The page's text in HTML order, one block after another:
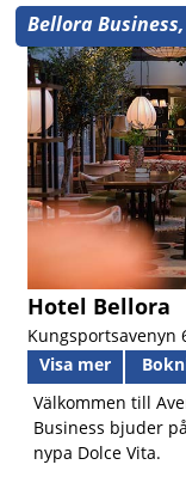
Bellora
Hotel Bellora
Kungsportsavenyn
Visa mer
Välkommen till
Business bjuder
nypa Dolce Vita.